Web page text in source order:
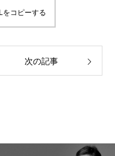
をコピーする
次の記事